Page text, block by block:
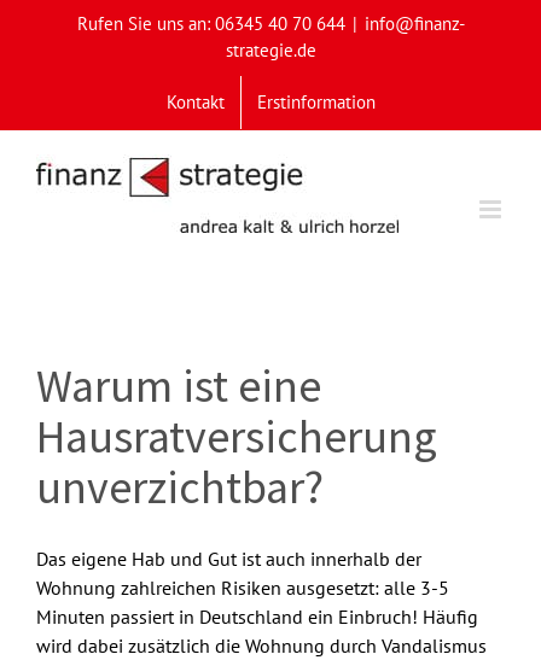
Rufen Sie uns an: 06345 40 70 644 | info@finanz-
strategie.de
Kontakt Erstinformation
Warum ist eine
Hausratversicherung
unverzichtbar?
Das eigene Hab und Gut ist auch innerhalb der
Wohnung zahlreichen Risiken ausgesetzt: alle 3-5
Minuten passiert in Deutschland ein Einbruch! Häufig
wird dabei zusätzlich die Wohnung durch Vandalismus